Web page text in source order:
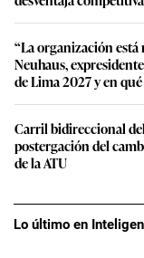
“La organización
Neuhaus,
de Lima 2027 y en
Carril bidireccional
postergación del
de la ATU
Lo último en